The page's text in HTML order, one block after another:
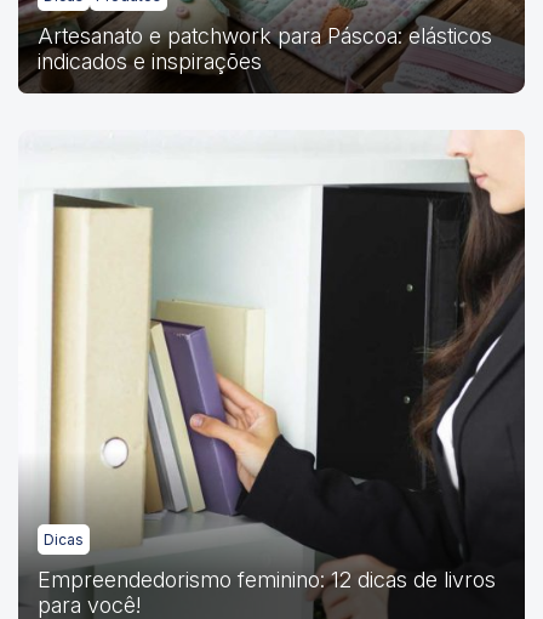
Artesanato e patchwork para Páscoa: elásticos
indicados e inspirações
Dicas
Empreendedorismo feminino: 12 dicas de livros
para você!